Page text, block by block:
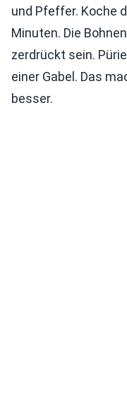
und Pfeffer. Koche
Minuten. Die
zerdrückt sein.
einer Gabel. Das
besser.